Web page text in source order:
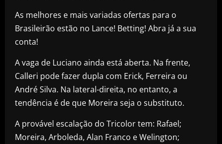
As melhores e mais variadas ofertas para o
Brasileirão estão no Lance! Betting! Abra já a sua
conta!
A vaga de Luciano ainda está aberta. Na frente,
Calleri pode fazer dupla com Erick, Ferreira ou
André Silva. Na lateral-direita, no entanto, a
tendência é de que Moreira seja o substituto.
A provável escalação do Tricolor tem: Rafael;
Moreira, Arboleda, Alan Franco e Welington;